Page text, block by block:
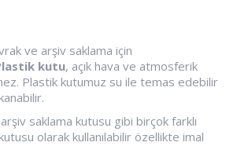
ve arşiv saklama için
lastik kutu, açık hava ve atmosferik
Plastik kutumuz su ile temas edebilir
saklama kutusu gibi birçok farklı
olarak kullanılabilir özellikte imal